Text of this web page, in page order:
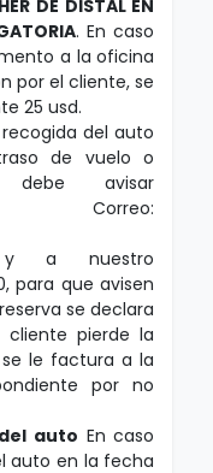
DE DISTAL EN
. En caso
a la oficina
por el cliente, se
25 usd.
del auto
de vuelo o
avisar
Correo:
a nuestro
para que avisen
se declara
cliente pierde la
le factura a la
por no
auto En caso
auto en la fecha